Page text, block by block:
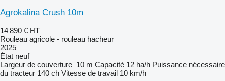
Agrokalina Crush 10m
14 890 € HT
Rouleau agricole - rouleau hacheur
2025
État neuf
Largeur de couverture 10 m Capacité 12 ha/h Puissance nécessaire
du tracteur 140 ch Vitesse de travail 10 km/h